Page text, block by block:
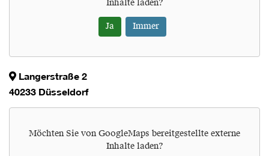
Inhalte laden?
Ja Immer
Langerstraße 2
40233 Düsseldorf
Möchten Sie von GoogleMaps bereitgestellte externe
Inhalte laden?